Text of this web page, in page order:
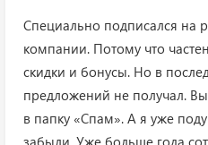
Специально подписался на
компании. Потому что
скидки и бонусы. Но в
предложений не получал.
в папку «Спам». А я уже
забыли. Уже больше года